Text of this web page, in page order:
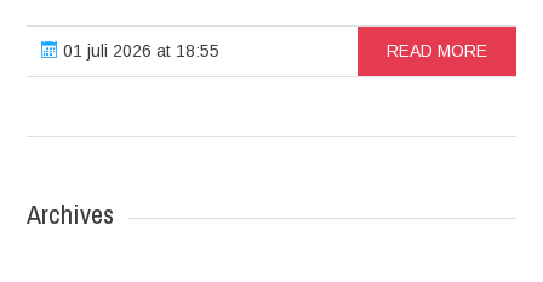
01 juli 2026 at 18:55 READ MORE
Archives